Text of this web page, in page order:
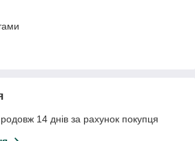
14 днів за рахунок покупця